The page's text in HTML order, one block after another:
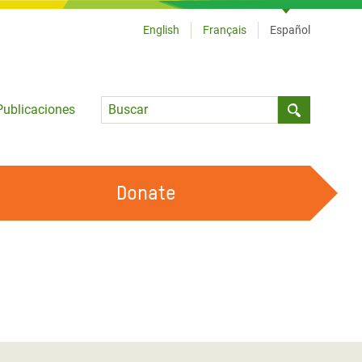
Language
English Français Español
Donate